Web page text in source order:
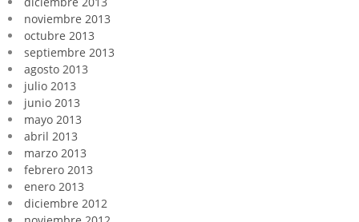
noviembre 2013
octubre 2013
septiembre 2013
agosto 2013
julio 2013
junio 2013
mayo 2013
abril 2013
marzo 2013
febrero 2013
enero 2013
diciembre 2012